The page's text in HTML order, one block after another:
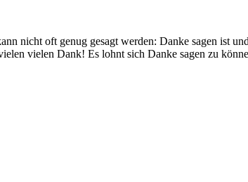
nicht oft genug gesagt werden: Danke sagen ist
vielen Dank! Es lohnt sich Danke sagen zu